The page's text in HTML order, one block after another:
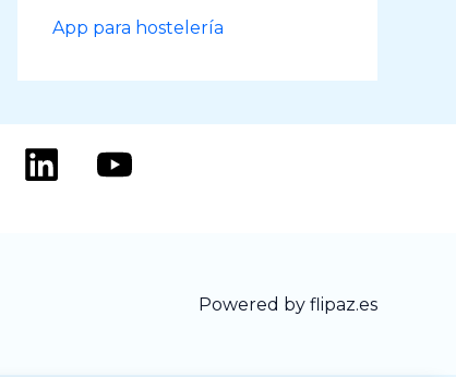
App para hostelería
Powered by flipaz.es